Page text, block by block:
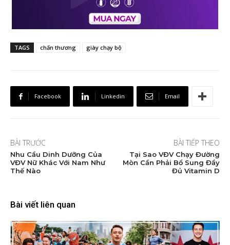
TAGS chấn thương giày chạy bộ
Facebook Linkedin Email
BÀI TRƯỚC
Nhu Cầu Dinh Dưỡng Của
VĐV Nữ Khác Với Nam Như
Thế Nào
BÀI TIẾP THEO
Tại Sao VĐV Chạy Đường
Mòn Cần Phải Bổ Sung Đầy
Đủ Vitamin D
Bài viết liên quan